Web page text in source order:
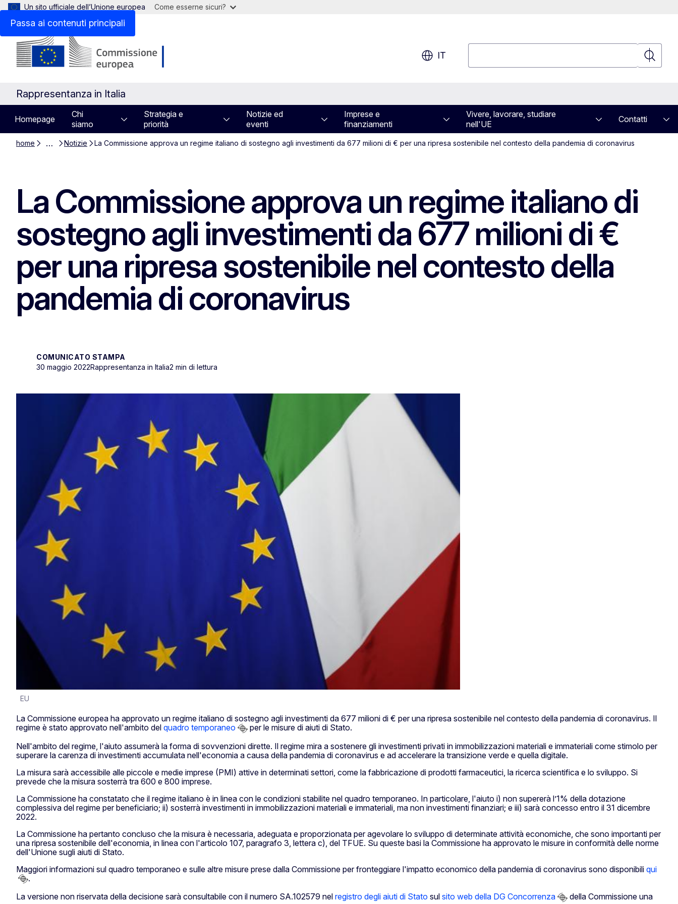
Passa ai contenuti principali
Un sito ufficiale dell’Unione europea Come esserne sicuri?
IT
Cerca
Rappresentanza in Italia
Homepage
Chi
siamo
Strategia e
priorità
Notizie ed
eventi
Imprese e
finanziamenti
Vivere, lavorare, studiare
nell'UE
Contatti
home … Notizie La Commissione approva un regime italiano di sostegno agli investimenti da 677 milioni di € per una ripresa sostenibile nel contesto della pandemia di coronavirus
La Commissione approva un regime italiano di
sostegno agli investimenti da 677 milioni di €
per una ripresa sostenibile nel contesto della
pandemia di coronavirus
COMUNICATO STAMPA
30 maggio 2022Rappresentanza in Italia2 min di lettura
EU
La Commissione europea ha approvato un regime italiano di sostegno agli investimenti da 677 milioni di € per una ripresa sostenibile nel contesto della pandemia di coronavirus. Il
regime è stato approvato nell'ambito del quadro temporaneo
per le misure di aiuti di Stato.
Nell'ambito del regime, l'aiuto assumerà la forma di sovvenzioni dirette. Il regime mira a sostenere gli investimenti privati in immobilizzazioni materiali e immateriali come stimolo per
superare la carenza di investimenti accumulata nell'economia a causa della pandemia di coronavirus e ad accelerare la transizione verde e quella digitale.
La misura sarà accessibile alle piccole e medie imprese (PMI) attive in determinati settori, come la fabbricazione di prodotti farmaceutici, la ricerca scientifica e lo sviluppo. Si
prevede che la misura sosterrà tra 600 e 800 imprese.
La Commissione ha constatato che il regime italiano è in linea con le condizioni stabilite nel quadro temporaneo. In particolare, l'aiuto i) non supererà l’1% della dotazione
complessiva del regime per beneficiario; ii) sosterrà investimenti in immobilizzazioni materiali e immateriali, ma non investimenti finanziari; e iii) sarà concesso entro il 31 dicembre
2022.
La Commissione ha pertanto concluso che la misura è necessaria, adeguata e proporzionata per agevolare lo sviluppo di determinate attività economiche, che sono importanti per
una ripresa sostenibile dell'economia, in linea con l'articolo 107, paragrafo 3, lettera c), del TFUE. Su queste basi la Commissione ha approvato le misure in conformità delle norme
dell'Unione sugli aiuti di Stato.
Maggiori informazioni sul quadro temporaneo e sulle altre misure prese dalla Commissione per fronteggiare l'impatto economico della pandemia di coronavirus sono disponibili qui
.
La versione non riservata della decisione sarà consultabile con il numero SA.102579 nel registro degli aiuti di Stato sul sito web della DG Concorrenza
della Commissione una